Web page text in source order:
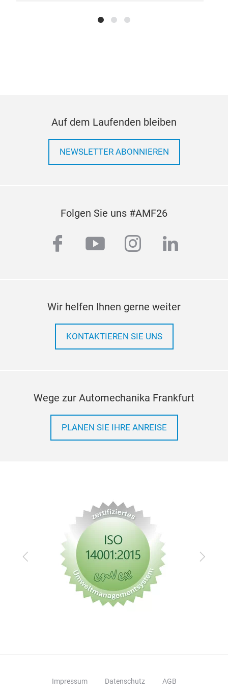
Auf dem Laufenden bleiben
NEWSLETTER ABONNIEREN
Folgen Sie uns #AMF26
facebook
youtubeinstagram
linkedin
Wir helfen Ihnen gerne weiter
KONTAKTIEREN SIE UNS
Wege zur Automechanika Frankfurt
PLANEN SIE IHRE ANREISE
Zurück Vor
Impressum Datenschutz AGB